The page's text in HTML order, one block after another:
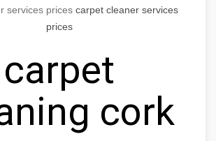
services prices carpet cleaner services
prices
carpet
cork